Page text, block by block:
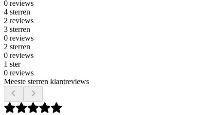
0 reviews
4 sterren
2 reviews
3 sterren
0 reviews
2 sterren
0 reviews
1 ster
0 reviews
Meeste sterren klantreviews